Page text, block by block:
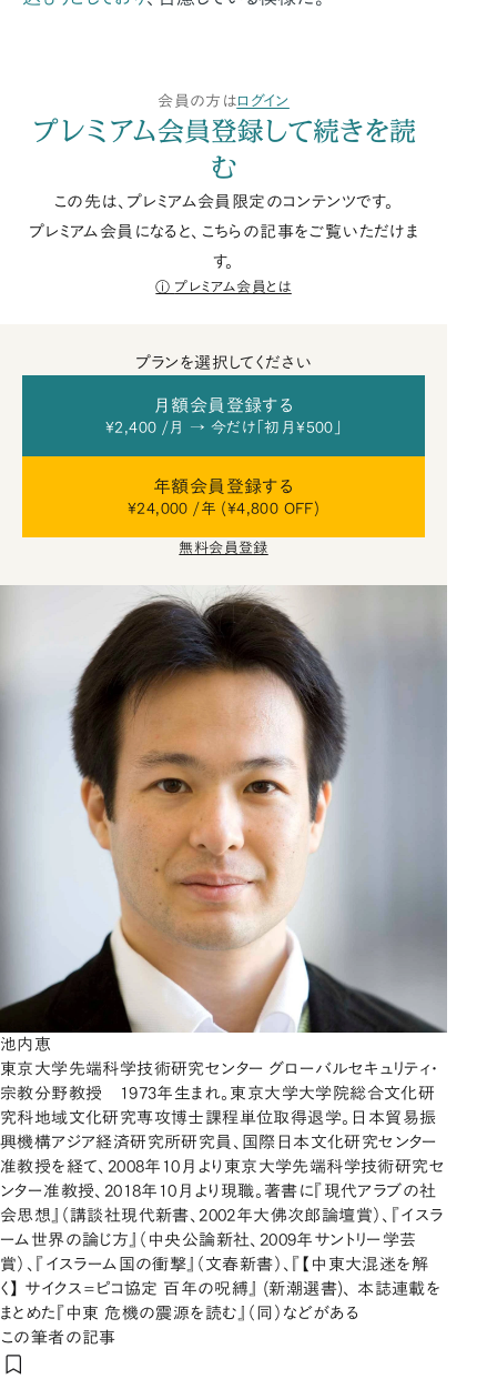
会員の方はログイン
プレミアム会員登録して続きを読
む
この先は、プレミアム会員限定のコンテンツです。
プレミアム会員になると、こちらの記事をご覧いただけま
す。
プレミアム会員とは
プランを選択してください
月額会員登録する
¥2,400 /月 → 今だけ「初月¥500」
年額会員登録する
¥24,000 /年 (¥4,800 OFF)
無料会員登録
池内恵
東京大学先端科学技術研究センター グローバルセキュリティ・
宗教分野教授 1973年生まれ。東京大学大学院総合文化研
究科地域文化研究専攻博士課程単位取得退学。日本貿易振
興機構アジア経済研究所研究員、国際日本文化研究センター
准教授を経て、2008年10月より東京大学先端科学技術研究セ
ンター准教授、2018年10月より現職。著書に『現代アラブの社
会思想』（講談社現代新書、2002年大佛次郎論壇賞）、『イスラ
ーム世界の論じ方』（中央公論新社、2009年サントリー学芸
賞）、『イスラーム国の衝撃』（文春新書）、『【中東大混迷を解
く】 サイクス=ピコ協定 百年の呪縛』 (新潮選書)、 本誌連載を
まとめた『中東 危機の震源を読む』（同）などがある
この筆者の記事